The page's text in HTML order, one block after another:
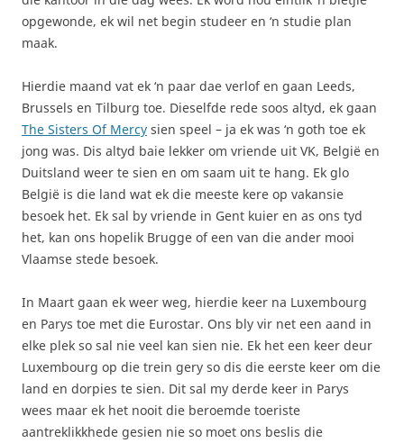
opgewonde, ek wil net begin studeer en ‘n studie plan
maak.
Hierdie maand vat ek ‘n paar dae verlof en gaan Leeds,
Brussels en Tilburg toe. Dieselfde rede soos altyd, ek gaan
The Sisters Of Mercy sien speel – ja ek was ‘n goth toe ek
jong was. Dis altyd baie lekker om vriende uit VK, België en
Duitsland weer te sien en om saam uit te hang. Ek glo
België is die land wat ek die meeste kere op vakansie
besoek het. Ek sal by vriende in Gent kuier en as ons tyd
het, kan ons hopelik Brugge of een van die ander mooi
Vlaamse stede besoek.
In Maart gaan ek weer weg, hierdie keer na Luxembourg
en Parys toe met die Eurostar. Ons bly vir net een aand in
elke plek so sal nie veel kan sien nie. Ek het een keer deur
Luxembourg op die trein gery so dis die eerste keer om die
land en dorpies te sien. Dit sal my derde keer in Parys
wees maar ek het nooit die beroemde toeriste
aantreklikkhede gesien nie so moet ons beslis die